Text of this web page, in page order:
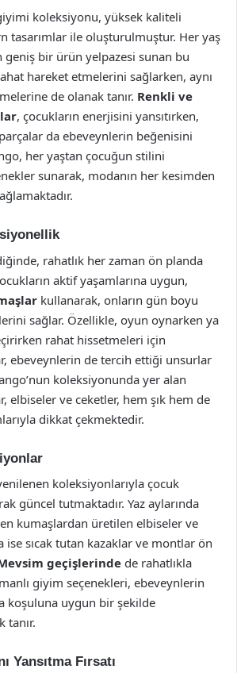
koleksiyonu, yüksek kaliteli
tasarımlar ile oluşturulmuştur. Her yaş
bir ürün yelpazesi sunan bu
hareket etmelerini sağlarken, aynı
de olanak tanır. Renkli ve
, çocukların enerjisini yansıtırken,
da ebeveynlerin beğenisini
her yaştan çocuğun stilini
sunarak, modanın her kesimden
rahatlık her zaman ön planda
aktif yaşamlarına uygun,
kullanarak, onların gün boyu
sağlar. Özellikle, oyun oynarken ya
rahat hissetmeleri için
ebeveynlerin de tercih ettiği unsurlar
koleksiyonunda yer alan
elbiseler ve ceketler, hem şık hem de
dikkat çekmektedir.
koleksiyonlarıyla çocuk
güncel tutmaktadır. Yaz aylarında
kumaşlardan üretilen elbiseler ve
ise sıcak tutan kazaklar ve montlar ön
geçişlerinde de rahatlıkla
giyim seçenekleri, ebeveynlerin
koşuluna uygun bir şekilde
tanır.
Yansıtma Fırsatı